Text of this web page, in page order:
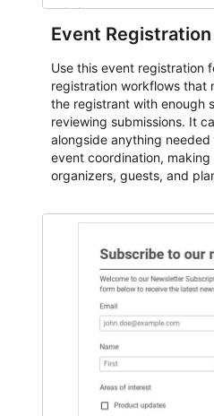
Event
Use this event registration
registration workflows that
the registrant with enough
reviewing submissions. It
alongside anything
event coordination,
organizers, guests, and
and participant
student enrollment,
intake, and membership
responses standardized
submissions, manage next
registration records over